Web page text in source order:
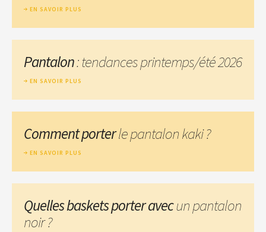
EN SAVOIR PLUS
Pantalon: tendances printemps/été 2026
EN SAVOIR PLUS
Comment porterle pantalon kaki ?
EN SAVOIR PLUS
Quelles baskets porter avecun pantalon
noir ?